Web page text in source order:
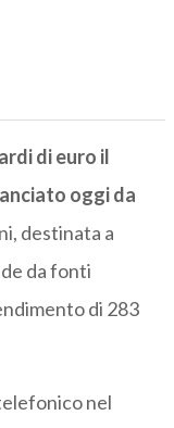
di euro il
oggi da
destinata a
da fonti
di 283
nel